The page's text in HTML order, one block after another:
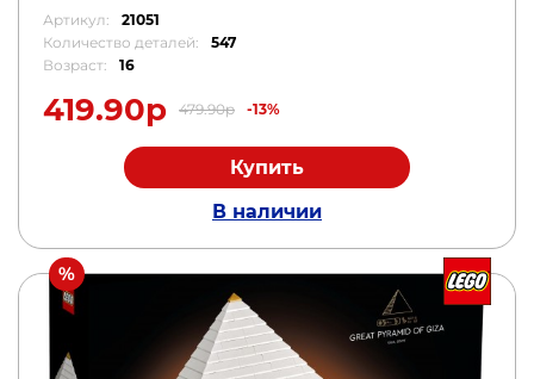
Артикул:
21051
Количество деталей:
547
Возраст:
16
419.90р 479.90р -13%
Купить
В наличии